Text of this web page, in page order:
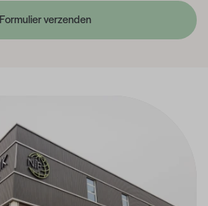
Formulier verzenden